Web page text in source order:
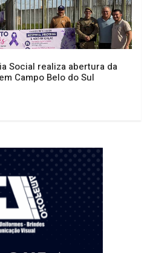
Social realiza abertura da
Campo Belo do Sul